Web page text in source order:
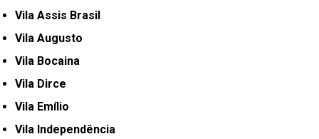
Vila Assis Brasil
Vila Augusto
Vila Bocaina
Vila Dirce
Vila Emílio
Vila Independência